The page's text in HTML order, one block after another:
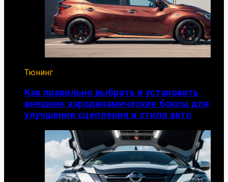
Тюнинг
Как правильно выбрать и установить
внешние аэродинамические боксы для
улучшения сцепления и стиля авто